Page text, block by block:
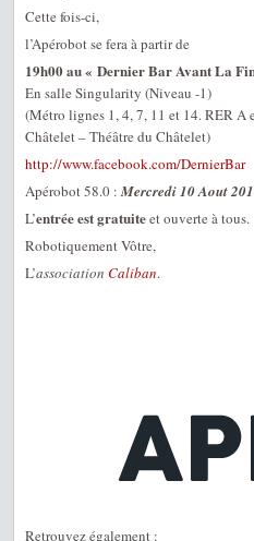
Cette fois-ci,
l’Apérobot se fera à partir de
19h00 au « Dernier Bar Avant La
En salle Singularity (Niveau -1)
(Métro lignes 1, 4, 7, 11 et 14. RER A
Châtelet – Théâtre du Châtelet)
http://www.facebook.com/DernierBar
Apérobot 58.0 :Mercredi 10 Aout
L’entrée est gratuiteet ouverte à tous.
Robotiquement Vôtre,
L’association Caliban.
Retrouvez également :